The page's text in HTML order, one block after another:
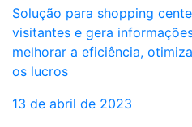
Solução para shopping
visitantes e gera
melhorar a eficiência,
os lucros
13 de abril de 2023